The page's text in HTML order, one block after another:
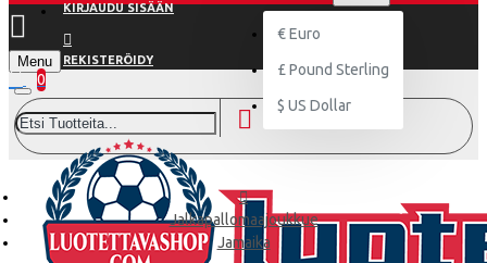
KIRJAUDU SISÄÄN
REKISTERÖIDY
€ Euro
£ Pound Sterling
$ US Dollar
Menu
0
Jalkapallomaajoukkue
Jamaika